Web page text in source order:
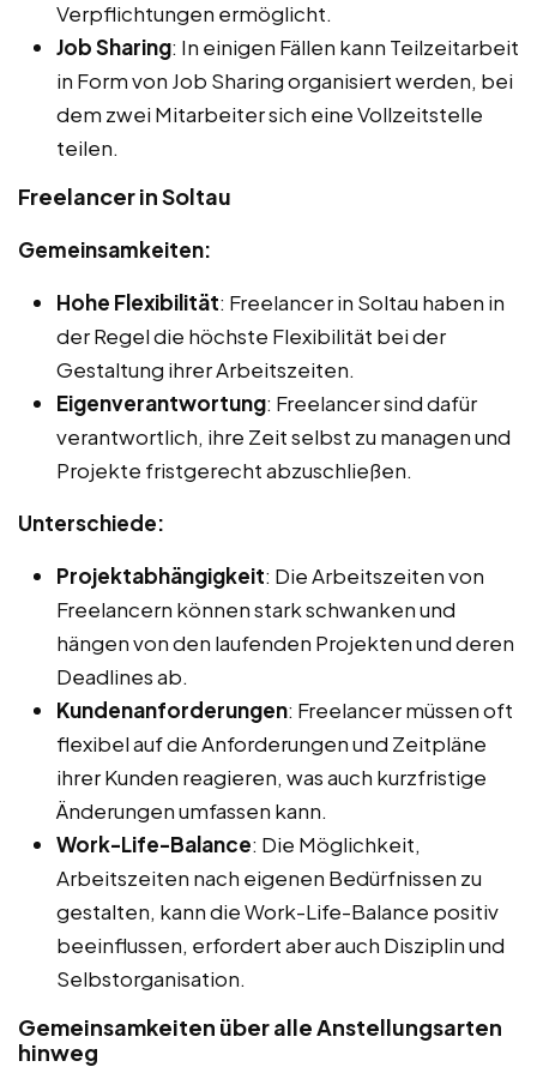
Verpflichtungen ermöglicht.
Job Sharing: In einigen Fällen kann Teilzeitarbeit
in Form von Job Sharing organisiert werden, bei
dem zwei Mitarbeiter sich eine Vollzeitstelle
teilen.
Freelancer in Soltau
Gemeinsamkeiten:
Hohe Flexibilität: Freelancer in Soltau haben in
der Regel die höchste Flexibilität bei der
Gestaltung ihrer Arbeitszeiten.
Eigenverantwortung: Freelancer sind dafür
verantwortlich, ihre Zeit selbst zu managen und
Projekte fristgerecht abzuschließen.
Unterschiede:
Projektabhängigkeit: Die Arbeitszeiten von
Freelancern können stark schwanken und
hängen von den laufenden Projekten und deren
Deadlines ab.
Kundenanforderungen: Freelancer müssen oft
flexibel auf die Anforderungen und Zeitpläne
ihrer Kunden reagieren, was auch kurzfristige
Änderungen umfassen kann.
Work-Life-Balance: Die Möglichkeit,
Arbeitszeiten nach eigenen Bedürfnissen zu
gestalten, kann die Work-Life-Balance positiv
beeinflussen, erfordert aber auch Disziplin und
Selbstorganisation.
Gemeinsamkeiten über alle Anstellungsarten
hinweg